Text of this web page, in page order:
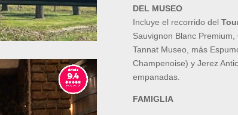
DEL MUSEO
Incluye el recorrido del
Sauvignon Blanc
Tannat Museo, más
Champenoise) y Jerez
empanadas.
FAMIGLIA